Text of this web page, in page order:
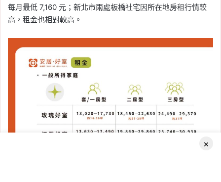
每月最低 7,160 元；新北市兩處板橋社宅因所在地房租行情較
高，租金也相對較高。
×